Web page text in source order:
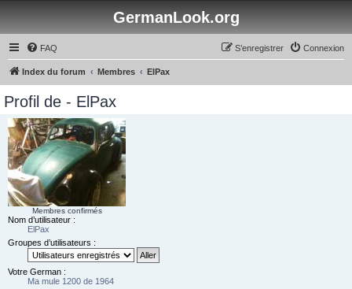
GermanLook.org
FAQ Connexion
S’enregistrer
Index du forum Membres ElPax
Profil de - ElPax
Membres confirmés
Nom d’utilisateur :
ElPax
Groupes d’utilisateurs :
Votre German :
Ma mule 1200 de 1964